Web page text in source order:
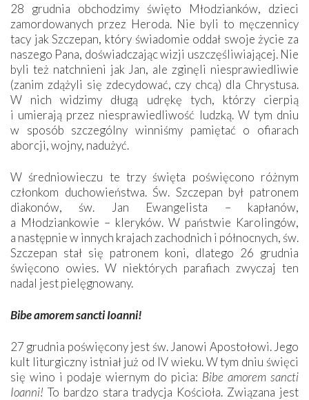
28 grudnia obchodzimy święto Młodzianków, dzieci
zamordowanych przez Heroda. Nie byli to męczennicy
tacy jak Szczepan, który świadomie oddał swoje życie za
naszego Pana, doświadczając wizji uszczęśliwiającej. Nie
byli też natchnieni jak Jan, ale zginęli niesprawiedliwie
(zanim zdążyli się zdecydować, czy chcą) dla Chrystusa.
W nich widzimy długą udrękę tych, którzy cierpią
i umierają przez niesprawiedliwość ludzką. W tym dniu
w sposób szczególny winniśmy pamiętać o ofiarach
aborcji, wojny, nadużyć.
W średniowieczu te trzy święta poświęcono różnym
członkom duchowieństwa. Św. Szczepan był patronem
diakonów, św. Jan Ewangelista – kapłanów,
a Młodziankowie – kleryków. W państwie Karolingów,
a następnie w innych krajach zachodnich i północnych, św.
Szczepan stał się patronem koni, dlatego 26 grudnia
święcono owies. W niektórych parafiach zwyczaj ten
nadal jest pielęgnowany.
Bibe amorem sancti Ioanni!
27 grudnia poświęcony jest św. Janowi Apostołowi. Jego
kult liturgiczny istniał już od IV wieku. W tym dniu święci
się wino i podaje wiernym do picia: Bibe amorem sancti
Ioanni! To bardzo stara tradycja Kościoła. Związana jest